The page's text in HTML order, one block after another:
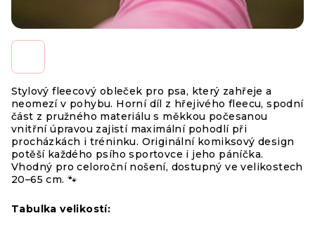
Stylový fleecový obleček pro psa, který zahřeje a
neomezí v pohybu. Horní díl z hřejivého fleecu, spodní
část z pružného materiálu s měkkou počesanou
vnitřní úpravou zajistí maximální pohodlí při
procházkách i tréninku. Originální komiksový design
potěší každého psího sportovce i jeho páníčka.
Vhodný pro celoroční nošení, dostupný ve velikostech
20–65 cm. 🐾
Tabulka velikostí: